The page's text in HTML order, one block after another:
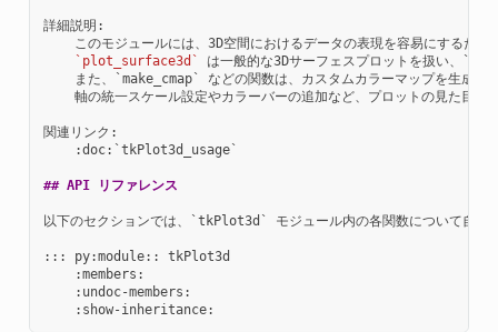
詳細説明:
このモジュールには、3D空間におけるデータの表現を容易にするため
`plot_surface3d`
は一般的な3Dサーフェスプロットを扱い、
また、`make_cmap` などの関数は、カスタムカラーマップを生成し
軸の統一スケール設定やカラーバーの追加など、プロットの見た目を
関連リンク:
    :doc:`tkPlot3d_usage`
## API リファレンス
以下のセクションでは、`tkPlot3d` モジュール内の各関数について自動
::: py:module:: tkPlot3d
    :members:
    :undoc-members: